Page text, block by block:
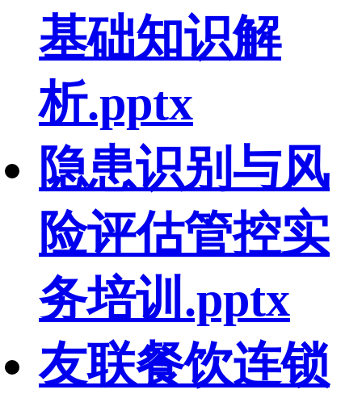
基础知识解
析.pptx
隐患识别与风
险评估管控实
务培训.pptx
友联餐饮连锁